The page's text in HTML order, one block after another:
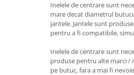
Inelele de centrare sunt
mare decat diametrul
jantele. Jantele sunt
pentru a fi compatibile,
Inelele de centrare sunt
produse pentru alte marci /
pe butuc, fara a mai fi